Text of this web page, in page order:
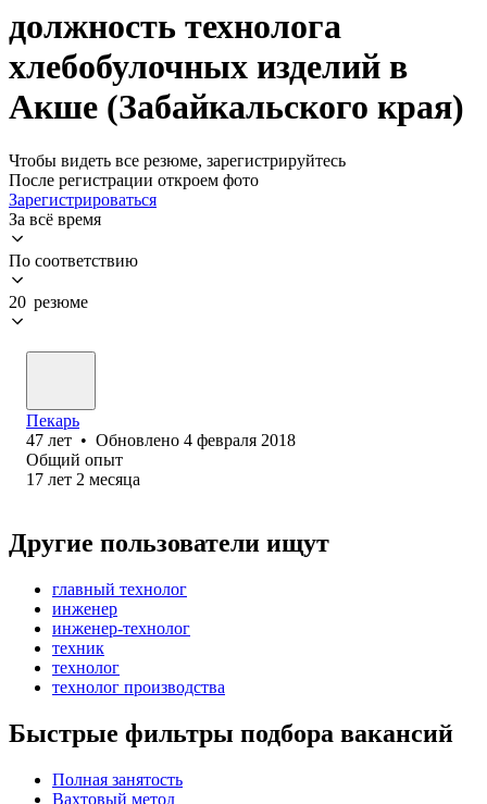
должность технолога
хлебобулочных изделий в
Акше (Забайкальского края)
Чтобы видеть все резюме, зарегистрируйтесь
После регистрации откроем фото
Зарегистрироваться
За всё время
По соответствию
20 резюме
Пекарь
47 лет • Обновлено 4 февраля 2018
Общий опыт
17 лет 2 месяца
Другие пользователи ищут
главный технолог
инженер
инженер-технолог
техник
технолог
технолог производства
Быстрые фильтры подбора вакансий
Полная занятость
Вахтовый метод